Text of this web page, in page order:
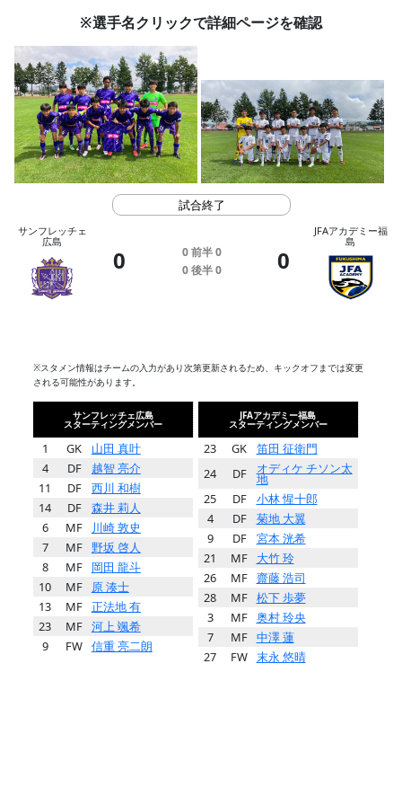
※選手名クリックで詳細ページを確認
サンフレッチェ
広島
試合終了
0 0前半0
0後半0 0
JFAアカデミー福
島
※スタメン情報はチームの入力があり次第更新されるため、キックオフまでは変更
される可能性があります。
サンフレッチェ広島
スターティングメンバー
1 GK
山田 真叶
4
DF
越智 亮介
11
DF
西川 和樹
14
DF
森井 莉人
6
MF
川崎 敦史
7
MF 野坂 啓人
8
MF
岡田 龍斗
10
MF
原 湊士
13
MF 正法地 有
23
MF 河上 颯希
9
FW 信重 亮二朗
JFAアカデミー福島
スターティングメンバー
23 GK
笛田 征衛門
24
DF オディケ チソン太
地
25
DF
小林 惺十郎
4
DF
菊地 大翼
9
DF
宮本 洸希
21
MF
大竹 玲
26
MF 齋藤 浩司
28
MF 松下 歩夢
3
MF 奥村 玲央
7
MF 中澤 蓮
27
FW 末永 悠晴